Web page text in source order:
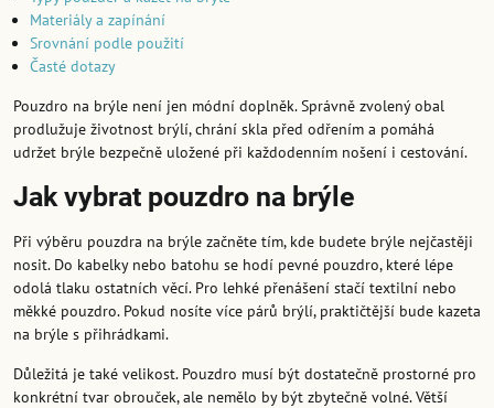
Materiály a zapínání
Srovnání podle použití
Časté dotazy
Pouzdro na brýle není jen módní doplněk. Správně zvolený obal
prodlužuje životnost brýlí, chrání skla před odřením a pomáhá
udržet brýle bezpečně uložené při každodenním nošení i cestování.
Jak vybrat pouzdro na brýle
Při výběru pouzdra na brýle začněte tím, kde budete brýle nejčastěji
nosit. Do kabelky nebo batohu se hodí pevné pouzdro, které lépe
odolá tlaku ostatních věcí. Pro lehké přenášení stačí textilní nebo
měkké pouzdro. Pokud nosíte více párů brýlí, praktičtější bude kazeta
na brýle s přihrádkami.
Důležitá je také velikost. Pouzdro musí být dostatečně prostorné pro
konkrétní tvar obrouček, ale nemělo by být zbytečně volné. Větší